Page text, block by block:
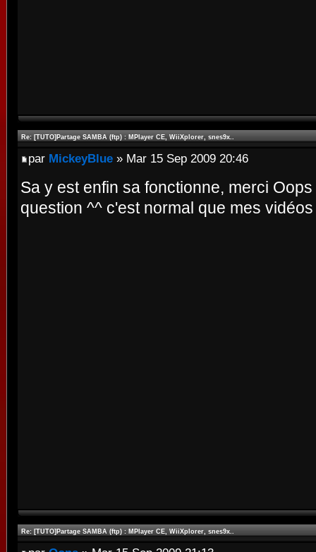
Re: [TUTO]Partage SAMBA (ftp) : MPlayer CE, WiiXplorer, snes9x..
par MickeyBlue » Mar 15 Sep 2009 20:46
Sa y est enfin sa fonctionne, merci Oops
question ^^ c'est normal que mes
Re: [TUTO]Partage SAMBA (ftp) : MPlayer CE, WiiXplorer, snes9x..